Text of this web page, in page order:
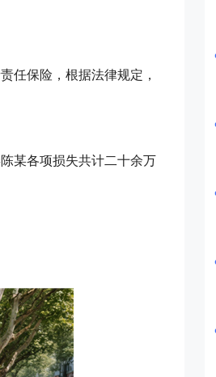
任保险，根据法律规定，
某各项损失共计二十余万